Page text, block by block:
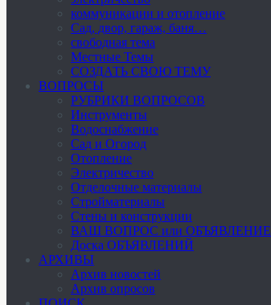
коммуникации и отопление
Cад, двор, гараж, баня…
свободная тема
Местные Темы
СОЗДАТЬ СВОЮ ТЕМУ
ВОПРОСЫ
РУБРИКИ ВОПРОСОВ
Инструменты
Водоснабжение
Сад и Огород
Отопление
Электричество
Отделочные материалы
Стройматериалы
Стены и конструкции
ВАШ ВОПРОС или ОБЪЯВЛЕНИЕ
Доска ОБЪЯВЛЕНИЙ
АРХИВЫ
Архив новостей
Архив опросов